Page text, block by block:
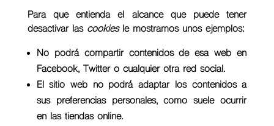
Para que entienda el alcance que puede tener
desactivar las cookies le mostramos unos ejemplos:
No podrá compartir contenidos de esa web en
Facebook, Twitter o cualquier otra red social.
El sitio web no podrá adaptar los contenidos a
sus preferencias personales, como suele ocurrir
en las tiendas online.